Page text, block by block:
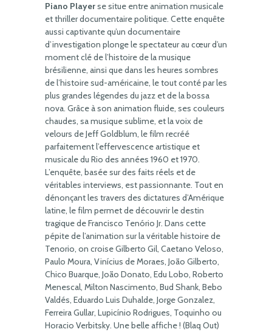
Piano Playerse situe entre animation musicale
et thriller documentaire politique. Cette enquête
aussi captivante qu’un documentaire
d’investigation plonge le spectateur au cœur d’un
moment clé de l’histoire de la musique
brésilienne, ainsi que dans les heures sombres
de l’histoire sud-américaine, le tout conté par les
plus grandes légendes du jazz et de la bossa
nova. Grâce à son animation fluide, ses couleurs
chaudes, sa musique sublime, et la voix de
velours de Jeff Goldblum, le film recréé
parfaitement l’effervescence artistique et
musicale du Rio des années 1960 et 1970.
L’enquête, basée sur des faits réels et de
véritables interviews, est passionnante. Tout en
dénonçant les travers des dictatures d’Amérique
latine, le film permet de découvrir le destin
tragique de Francisco Tenório Jr. Dans cette
pépite de l’animation sur la véritable histoire de
Tenorio, on croise Gilberto Gil, Caetano Veloso,
Paulo Moura, Vinícius de Moraes, João Gilberto,
Chico Buarque, João Donato, Edu Lobo, Roberto
Menescal, Milton Nascimento, Bud Shank, Bebo
Valdés, Eduardo Luis Duhalde, Jorge Gonzalez,
Ferreira Gullar, Lupicínio Rodrigues, Toquinho ou
Horacio Verbitsky. Une belle affiche ! (Blaq Out)